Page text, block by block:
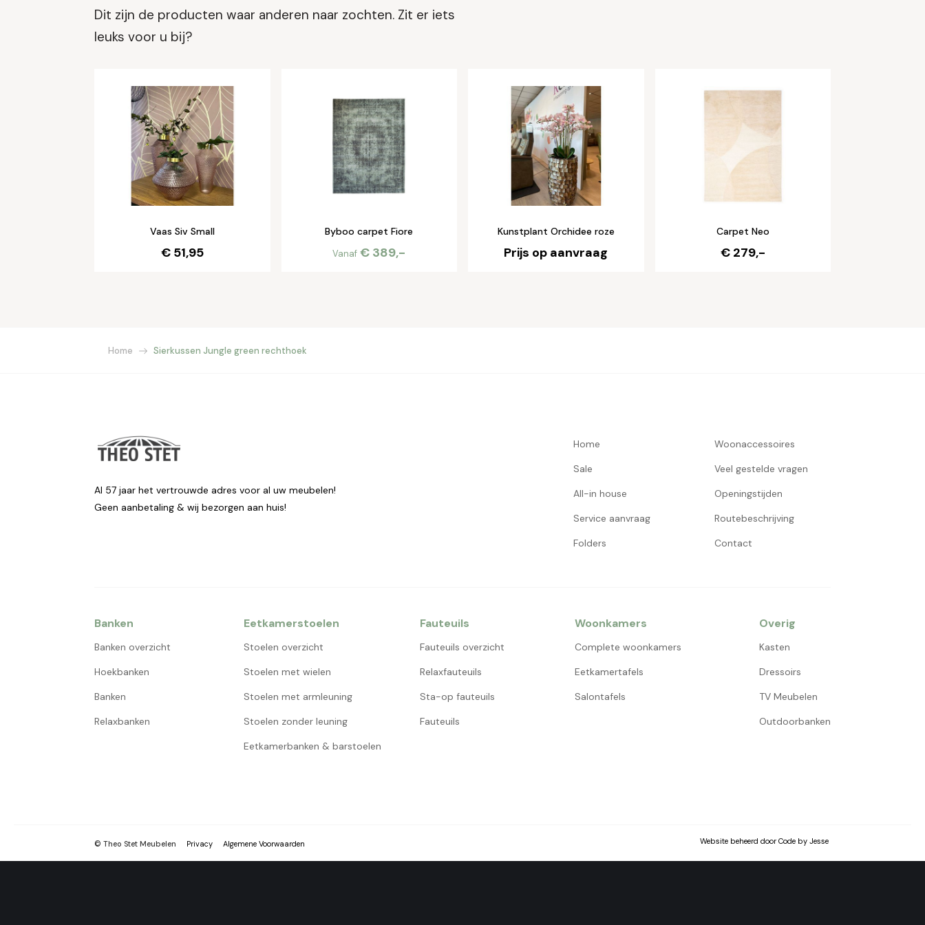
Dit zijn de producten waar anderen naar zochten. Zit er iets
leuks voor u bij?
Vaas Siv Small
€ 51,95
Byboo carpet Fiore
Vanaf € 389,-
Kunstplant Orchidee roze
Prijs op aanvraag
Carpet Neo
€ 279,-
Home Sierkussen Jungle green rechthoek
Al 57 jaar het vertrouwde adres voor al uw meubelen!
Geen aanbetaling & wij bezorgen aan huis!
Home
Sale
All-in house
Service aanvraag
Folders
Woonaccessoires
Veel gestelde vragen
Openingstijden
Routebeschrijving
Contact
Banken
Banken overzicht
Hoekbanken
Banken
Relaxbanken
Eetkamerstoelen
Stoelen overzicht
Stoelen met wielen
Stoelen met armleuning
Stoelen zonder leuning
Eetkamerbanken & barstoelen
Fauteuils
Fauteuils overzicht
Relaxfauteuils
Sta-op fauteuils
Fauteuils
Woonkamers
Complete woonkamers
Eetkamertafels
Salontafels
Overig
Kasten
Dressoirs
TV Meubelen
Outdoorbanken
© Theo Stet Meubelen Privacy Algemene Voorwaarden Website beheerd door Code by Jesse